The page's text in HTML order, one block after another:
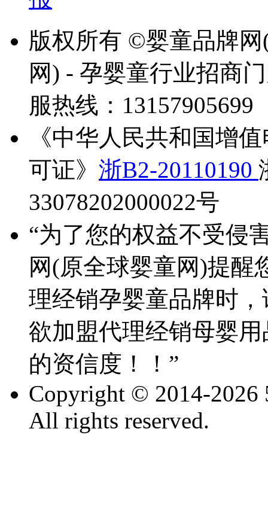
版权所有 ©婴童品牌
网) - 孕婴童行业招商
服热线：13157905699
《中华人民共和国增
可证》 浙B2-20110190
33078202000022号
“为了您的权益不受侵
网(原全球婴童网)提醒
理经销孕婴童品牌时
欲加盟代理经销母婴
的资信度！！”
Copyright © 2014-2026
All rights reserved.